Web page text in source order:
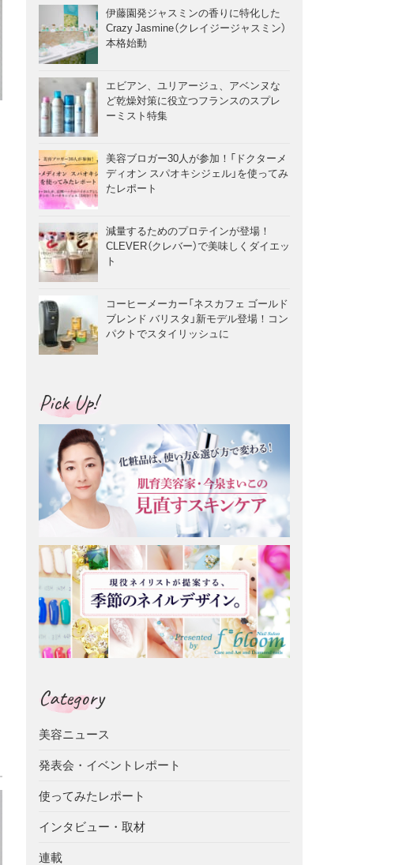
伊藤園発ジャスミンの香りに特化した
Crazy Jasmine（クレイジージャスミン）
本格始動
エビアン、ユリアージュ、アベンヌな
ど乾燥対策に役立つフランスのスプレ
ーミスト特集
美容ブロガー30人が参加！「ドクターメ
ディオン スパオキシジェル」を使ってみ
たレポート
減量するためのプロテインが登場！
CLEVER（クレバー）で美味しくダイエッ
ト
コーヒーメーカー「ネスカフェ ゴールド
ブレンド バリスタ」新モデル登場！コン
パクトでスタイリッシュに
Pick Up!
Category
美容ニュース
発表会・イベントレポート
使ってみたレポート
インタビュー・取材
連載